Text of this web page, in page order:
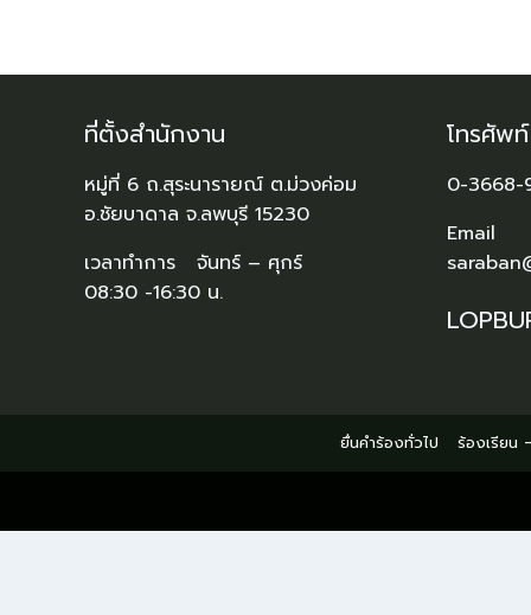
ที่ตั้งสำนักงาน
หมู่ที่ 6 ถ.สุระนารายณ์ ต.ม่วงค่อม
อ.ชัยบาดาล จ.ลพบุรี 15230
เวลาทำการ จันทร์ – ศุกร์
08:30 -16:30 น.
โทรศัพ
0-3668-
Email
ยื่นคำร้องทั่วไป ร้องเรียน